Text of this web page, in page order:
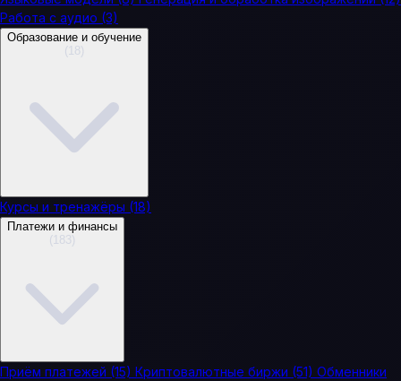
Работа с аудио (3)
Образование и обучение
(18)
Курсы и тренажёры (18)
Платежи и финансы
(183)
Приём платежей (15) Криптовалютные биржи (51) Обменники